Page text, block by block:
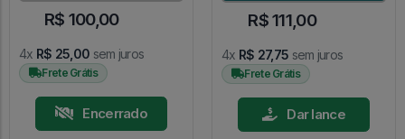
R$ 100,00
4x R$ 25,00 sem juros
Frete Grátis
Encerrado
R$ 111,00
4x R$ 27,75 sem juros
Frete Grátis
Dar lance